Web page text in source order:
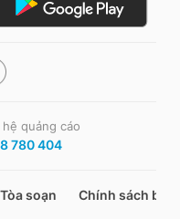
hệ quảng cáo
780 404
Tòa soạn Chính sách bảo